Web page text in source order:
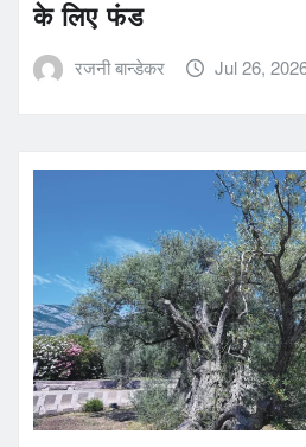
के लिए फंड
रजनी बान्डेकर Jul 26,